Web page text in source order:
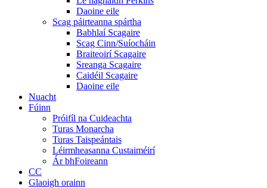
Daoine eile
Scag páirteanna spártha
Babhlaí Scagaire
Scag Cinn/Suíocháin
Braiteoirí Scagaire
Sreanga Scagaire
Caidéil Scagaire
Daoine eile
Nuacht
Fúinn
Próifíl na Cuideachta
Turas Monarcha
Turas Taispeántais
Léirmheasanna Custaiméirí
Ár bhFoireann
CC
Glaoigh orainn